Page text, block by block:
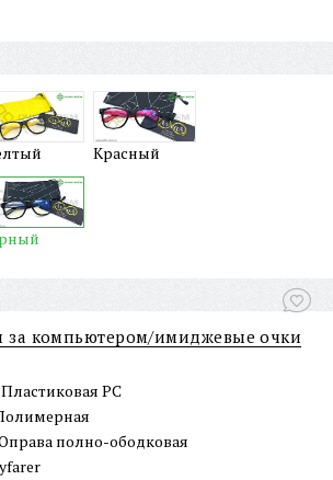
Красный
за компьютером/имиджевые очки
Пластиковая PC
полно-ободковая